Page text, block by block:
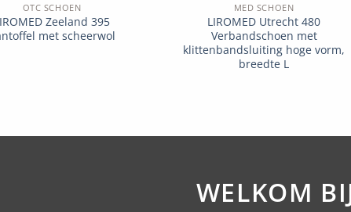
OTC SCHOEN
Zeeland 395
met scheerwol
MED SCHOEN
LIROMED Utrecht 480
Verbandschoen met
klittenbandsluiting hoge vorm,
breedte L
WELKOM